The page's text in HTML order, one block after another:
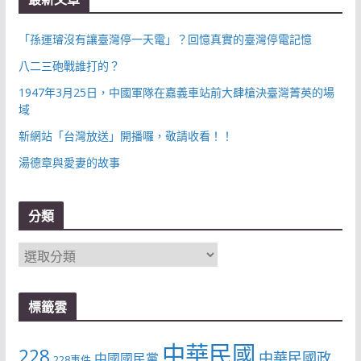
「孫運璿沒有讓臺灣停一天電」？回憶真實的臺灣停電記憶
八二三砲戰誰打的？
1947年3月25日，中國軍隊在嘉義車站前大肆槍決臺灣菁英的場
域
新網站「台灣放送」開播囉，敬請收看！！
湯德章與愛妻的故事
分類
分
類
標籤雲
中華民國